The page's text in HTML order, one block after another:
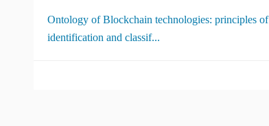
Ontology of Blockchain technologies: principles of
identification and classif...